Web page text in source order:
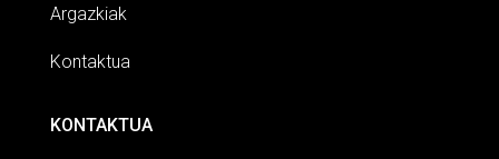
Argazkiak
Kontaktua
KONTAKTUA